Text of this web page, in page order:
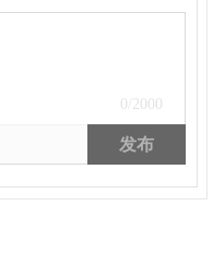
0 /2000
发布